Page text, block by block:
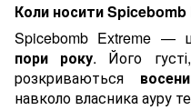
Коли носити Spicebomb
Spicebomb Extreme —
пори року. Його
розкриваються
навколо власника ауру